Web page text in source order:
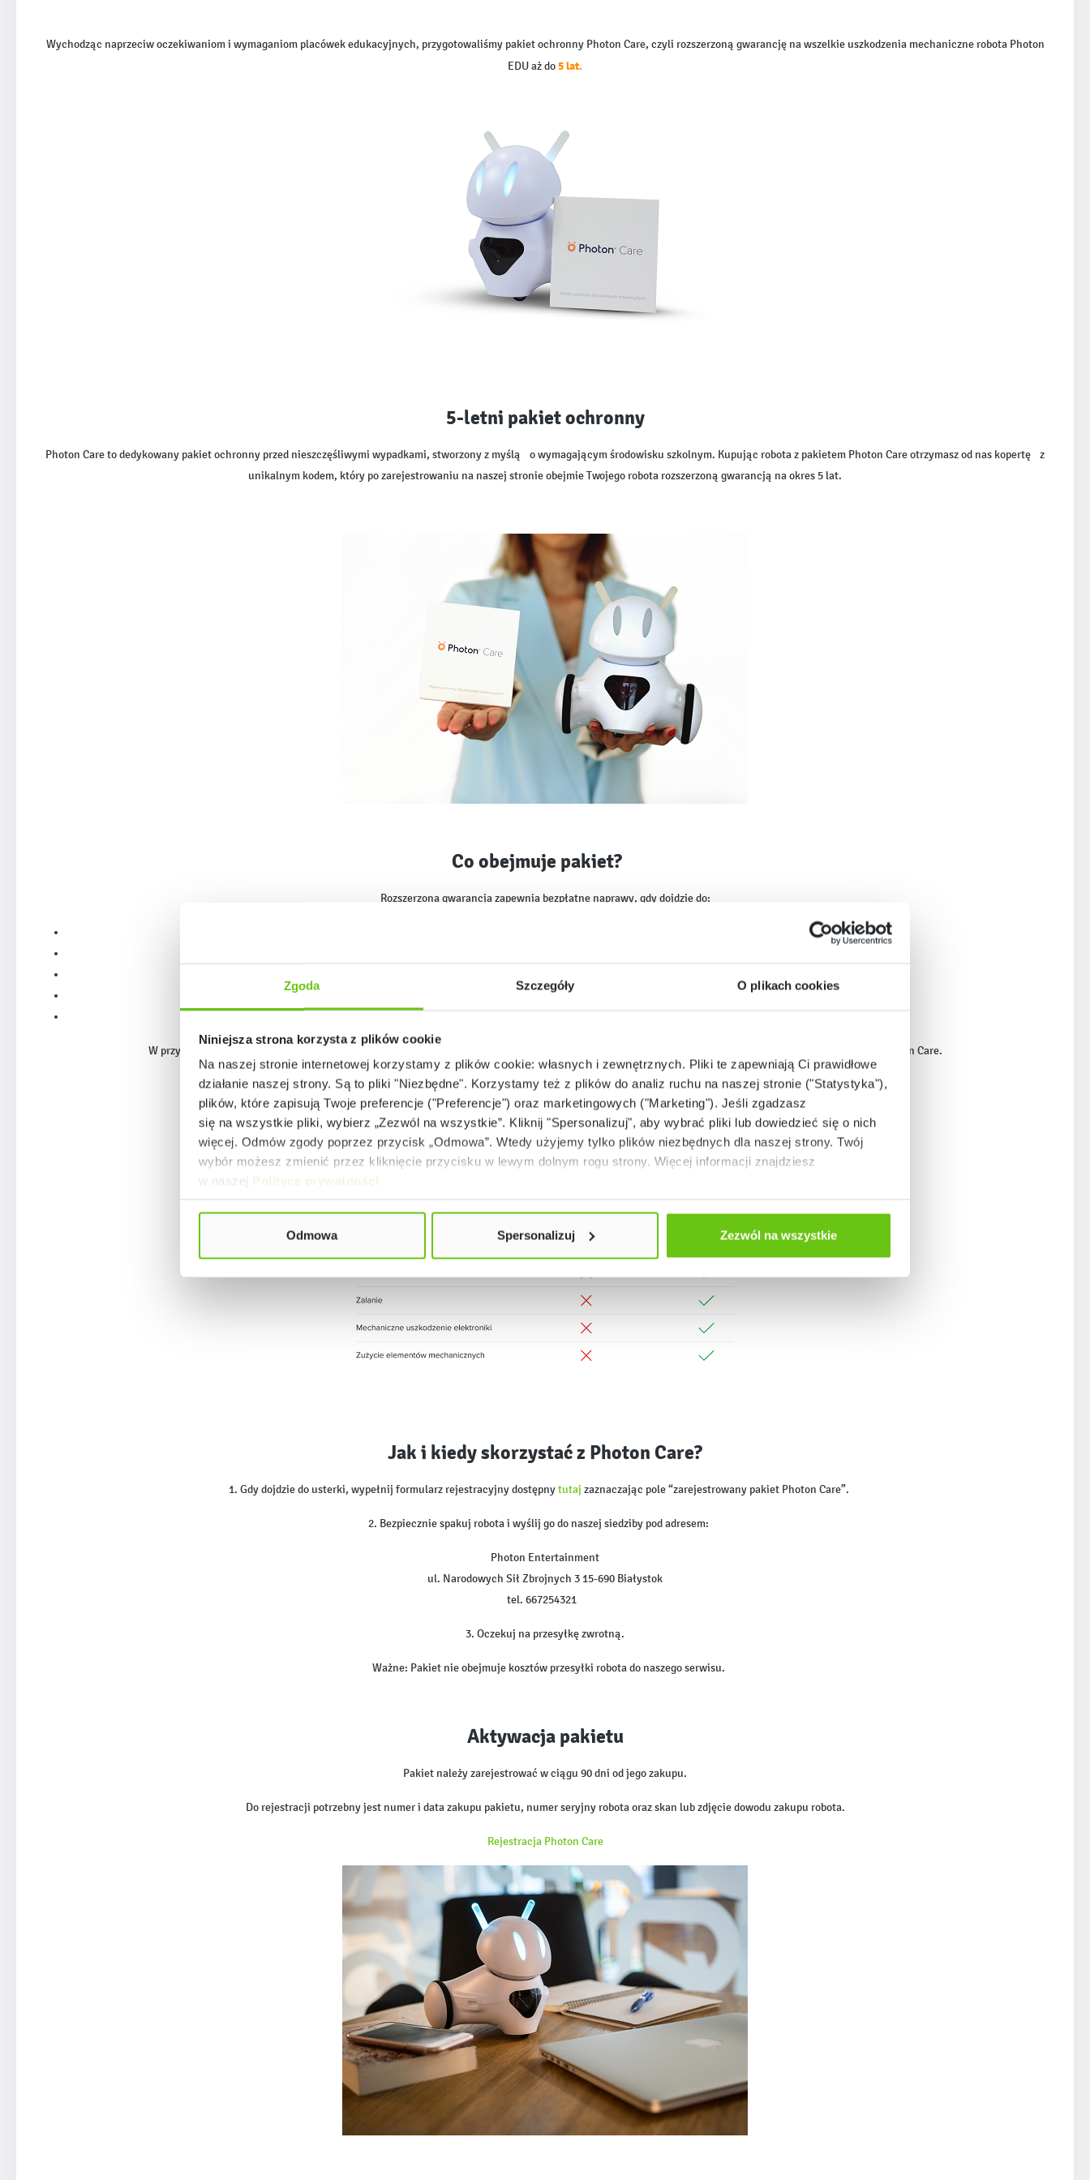
Zgoda Szczegóły O plikach cookies
Niniejsza strona korzysta z plików cookie
Na naszej stronie internetowej korzystamy z plików cookie: własnych i zewnętrznych. Pliki te zapewniają Ci prawidłowe
działanie naszej strony. Są to pliki "Niezbędne". Korzystamy też z plików do analiz ruchu na naszej stronie ("Statystyka"),
plików, które zapisują Twoje preferencje ("Preferencje") oraz marketingowych ("Marketing"). Jeśli zgadzasz
się na wszystkie pliki, wybierz „Zezwól na wszystkie”. Kliknij "Spersonalizuj", aby wybrać pliki lub dowiedzieć się o nich
więcej. Odmów zgody poprzez przycisk „Odmowa”. Wtedy użyjemy tylko plików niezbędnych dla naszej strony. Twój
wybór możesz zmienić przez kliknięcie przycisku w lewym dolnym rogu strony. Więcej informacji znajdziesz
w naszej Polityce prywatności
Odmowa Spersonalizuj Zezwól na wszystkie
Wychodząc naprzeciw oczekiwaniom i wymaganiom placówek edukacyjnych, przygotowaliśmy pakiet ochronny Photon Care, czyli rozszerzoną gwarancję na wszelkie uszkodzenia mechaniczne robota Photon
EDU aż do5 lat.
5-letni pakiet ochronny
Photon Care to dedykowany pakiet ochronny przed nieszczęśliwymi wypadkami, stworzony z myślą o wymagającym środowisku szkolnym. Kupując robota z pakietem Photon Care otrzymasz od nas kopertę z
unikalnym kodem, który po zarejestrowaniu na naszej stronie obejmie Twojego robota rozszerzoną gwarancją na okres 5 lat.
Co obejmuje pakiet?
Rozszerzona gwarancja zapewnia bezpłatne naprawy, gdy dojdzie do:
mechanicznego uszkodzenia elektroniki
W przypadku, gdy nie uda nam się odratować robota, zostanie on wymieniony na nowy egzemplarz – wymiana jest jednorazowa i nie będzie on już objęty Photon Care.
Porównanie standardowej gwarancji i PhotonCare
Jak i kiedy skorzystać z Photon Care?
1. Gdy dojdzie do usterki, wypełnij formularz rejestracyjny dostępnytutaj zaznaczając pole “zarejestrowany pakiet Photon Care”.
2. Bezpiecznie spakuj robota i wyślij go do naszej siedziby pod adresem:
Photon Entertainment
ul. Narodowych Sił Zbrojnych 3 15-690 Białystok
tel. 667254321
3. Oczekuj na przesyłkę zwrotną.
Ważne: Pakiet nie obejmuje kosztów przesyłki robota do naszego serwisu.
Aktywacja pakietu
Pakiet należy zarejestrować w ciągu 90 dni od jego zakupu.
Do rejestracji potrzebny jest numer i data zakupu pakietu, numer seryjny robota oraz skan lub zdjęcie dowodu zakupu robota.
Rejestracja Photon Care